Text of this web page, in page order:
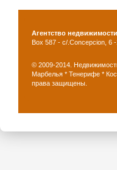
Агентство
Box 587 - c/.Concepcion, 6
© 2009-2014.
Марбелья * Тенерифе *
права защищены.